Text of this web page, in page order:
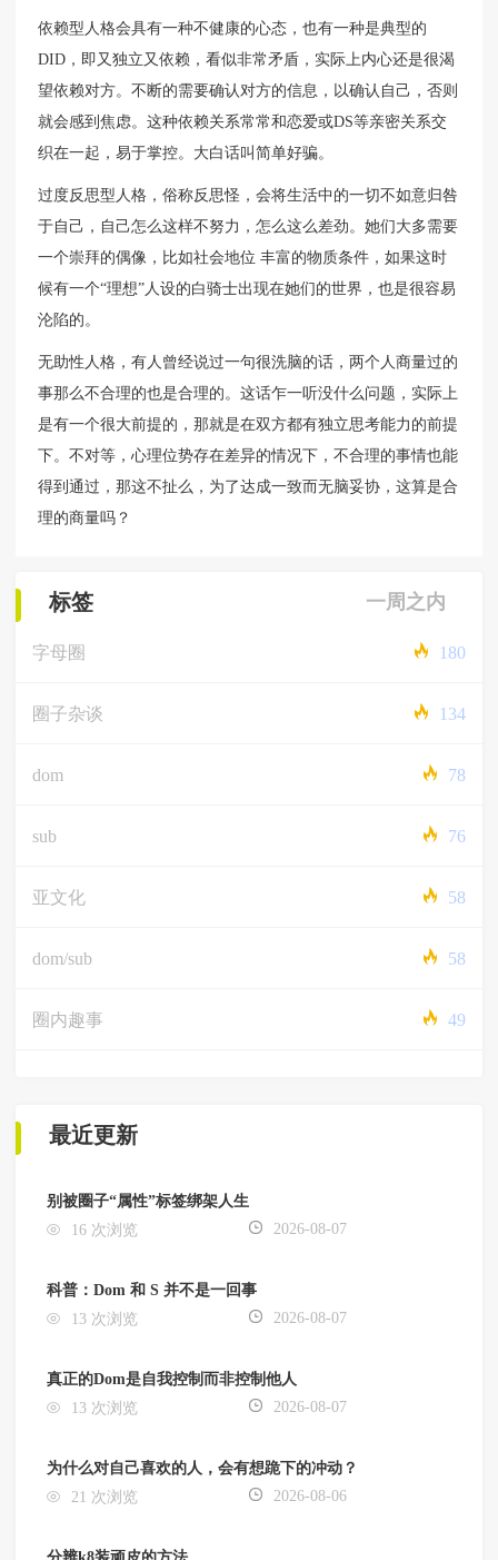
依赖型人格会具有一种不健康的心态，也有一种是典型的
DID，即又独立又依赖，看似非常矛盾，实际上内心还是很渴
望依赖对方。不断的需要确认对方的信息，以确认自己，否则
就会感到焦虑。这种依赖关系常常和恋爱或DS等亲密关系交
织在一起，易于掌控。大白话叫简单好骗。
过度反思型人格，俗称反思怪，会将生活中的一切不如意归咎
于自己，自己怎么这样不努力，怎么这么差劲。她们大多需要
一个崇拜的偶像，比如社会地位 丰富的物质条件，如果这时
候有一个“理想”人设的白骑士出现在她们的世界，也是很容易
沦陷的。
无助性人格，有人曾经说过一句很洗脑的话，两个人商量过的
事那么不合理的也是合理的。这话乍一听没什么问题，实际上
是有一个很大前提的，那就是在双方都有独立思考能力的前提
下。不对等，心理位势存在差异的情况下，不合理的事情也能
得到通过，那这不扯么，为了达成一致而无脑妥协，这算是合
理的商量吗？
标签 一周之内
字母圈 180
圈子杂谈 134
dom 78
sub 76
亚文化 58
dom/sub 58
圈内趣事 49
最近更新
别被圈子“属性”标签绑架人生
16 次浏览
2026-08-07
科普：Dom 和 S 并不是一回事
13 次浏览
2026-08-07
真正的Dom是自我控制而非控制他人
13 次浏览
2026-08-07
为什么对自己喜欢的人，会有想跪下的冲动？
21 次浏览
2026-08-06